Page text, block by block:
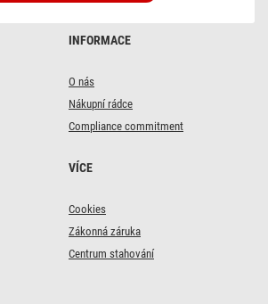
INFORMACE
O nás
Nákupní rádce
Compliance commitment
VÍCE
Cookies
Zákonná záruka
Centrum stahování